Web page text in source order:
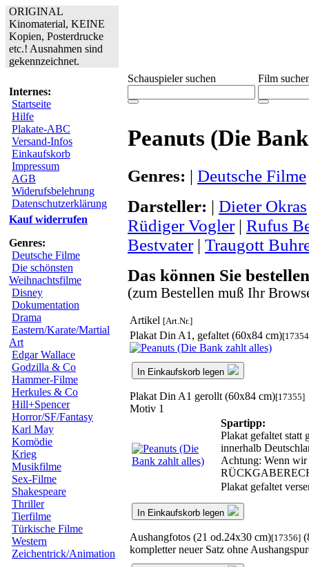
ORIGINAL
Kinomaterial, KEINE
Kopien, Posterdrucke
etc.! Ausnahmen sind
gekennzeichnet.
Internes:
Startseite
Hilfe
Plakate-ABC
Versand-Infos
Einkaufskorb
Impressum
AGB
Widerufsbelehrung
Datenschutzerklärung
Kauf widerrufen
Genres:
Deutsche Filme
Die schönsten
Weihnachtsfilme
Disney
Dokumentation
Drama
Eastern/Karate/Martial
Art
Edgar Wallace
Godzilla & Co
Hammer-Filme
Herkules & Co
Hill+Spencer
Horror/SF/Fantasy
Karl May
Komödie
Krieg
Musikfilme
Sex-Filme
Shakespeare
Thriller
Tierfilme
Türkische Filme
Western
Zeichentrick/Animation
Schauspieler suchen Film
Peanuts (Die
Genres: | Deutsche Filme
Darsteller: | Dieter Okras
Rüdiger Vogler| Rufus
Bestvater| Traugott
Das können Sie
(zum Bestellen muß Ihr
Artikel [Art.Nr.]
Plakat Din A1, gefaltet (60x84 cm)
In Einkaufskorb legen
Plakat Din A1 gerollt (60x84 cm)[17355]
Motiv 1
Spartipp:
Plakat gefaltet statt
innerhalb
Achtung: Wenn wir
Plakat gefaltet
In Einkaufskorb legen
Aushangfotos (21 od.24x30 cm)[17356]
kompletter neuer Satz ohne